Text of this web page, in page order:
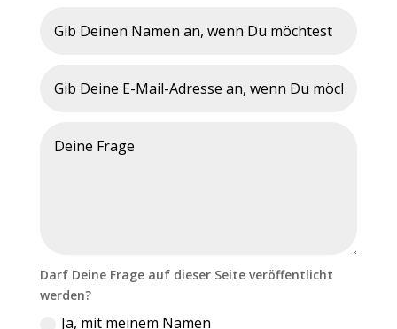
Darf Deine Frage auf dieser Seite veröffentlicht
werden?
Ja, mit meinem Namen